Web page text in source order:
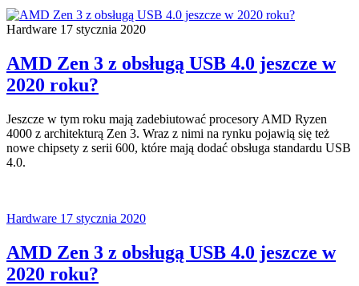
Hardware 17 stycznia 2020
AMD Zen 3 z obsługą USB 4.0 jeszcze w
2020 roku?
Jeszcze w tym roku mają zadebiutować procesory AMD Ryzen
4000 z architekturą Zen 3. Wraz z nimi na rynku pojawią się też
nowe chipsety z serii 600, które mają dodać obsługa standardu USB
4.0.
Hardware 17 stycznia 2020
AMD Zen 3 z obsługą USB 4.0 jeszcze w
2020 roku?